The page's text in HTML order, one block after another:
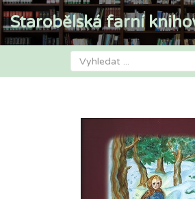
Přeskočit
Starobělská farní